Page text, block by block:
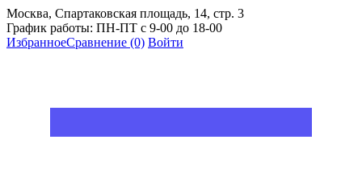
Москва, Спартаковская площадь, 14, стр. 3
График работы: ПН-ПТ с 9-00 до 18-00
ИзбранноеСравнение (0) Войти